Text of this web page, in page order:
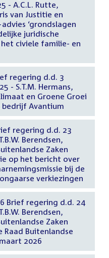
- A.C.L. Rutte,
van Justitie en
‘grondslagen
juridische
civiele familie- en
regering d.d. 3
- S.T.M. Hermans,
en Groene Groei
bedrijf Avantium
regering d.d. 23
Berendsen,
Zaken
op het bericht over
bij de
verkiezingen
Brief regering d.d. 24
Berendsen,
Zaken
Raad Buitenlandse
2026